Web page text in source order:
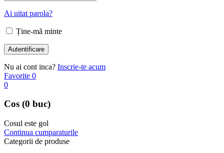
Ai uitat parola?
Ține-mă minte
Nu ai cont inca? Inscrie-te acum
Favorite 0
0
Cos (0 buc)
Cosul este gol
Continua cumparaturile
Categorii de produse